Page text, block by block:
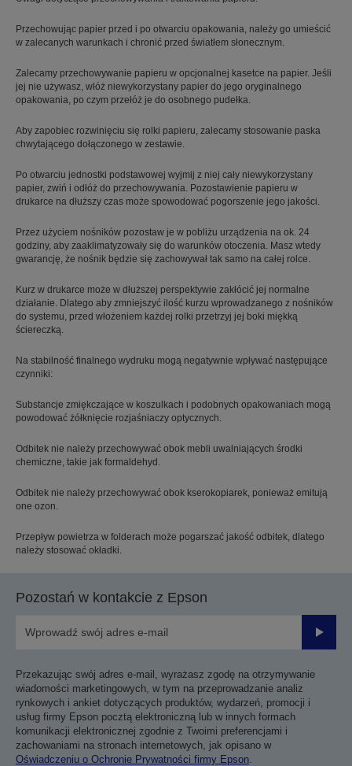
Przechowując papier przed i po otwarciu opakowania, należy go umieścić
w zalecanych warunkach i chronić przed światłem słonecznym.
Zalecamy przechowywanie papieru w opcjonalnej kasetce na papier. Jeśli
jej nie używasz, włóż niewykorzystany papier do jego oryginalnego
opakowania, po czym przełóż je do osobnego pudełka.
Aby zapobiec rozwinięciu się rolki papieru, zalecamy stosowanie paska
chwytającego dołączonego w zestawie.
Po otwarciu jednostki podstawowej wyjmij z niej cały niewykorzystany
papier, zwiń i odłóż do przechowywania. Pozostawienie papieru w
drukarce na dłuższy czas może spowodować pogorszenie jego jakości.
Przez użyciem nośników pozostaw je w pobliżu urządzenia na ok. 24
godziny, aby zaaklimatyzowały się do warunków otoczenia. Masz wtedy
gwarancję, że nośnik będzie się zachowywał tak samo na całej rolce.
Kurz w drukarce może w dłuższej perspektywie zakłócić jej normalne
działanie. Dlatego aby zmniejszyć ilość kurzu wprowadzanego z nośników
do systemu, przed włożeniem każdej rolki przetrzyj jej boki miękką
ściereczką.
Na stabilność finalnego wydruku mogą negatywnie wpływać następujące
czynniki:
Substancje zmiękczające w koszulkach i podobnych opakowaniach mogą
powodować żółknięcie rozjaśniaczy optycznych.
Odbitek nie należy przechowywać obok mebli uwalniających środki
chemiczne, takie jak formaldehyd.
Odbitek nie należy przechowywać obok kserokopiarek, ponieważ emitują
one ozon.
Przepływ powietrza w folderach może pogarszać jakość odbitek, dlatego
należy stosować okładki.
Pozostań w kontakcie z Epson
Przekazując swój adres e-mail, wyrażasz zgodę na otrzymywanie
wiadomości marketingowych, w tym na przeprowadzanie analiz
rynkowych i ankiet dotyczących produktów, wydarzeń, promocji i
usług firmy Epson pocztą elektroniczną lub w innych formach
komunikacji elektronicznej zgodnie z Twoimi preferencjami i
zachowaniami na stronach internetowych, jak opisano w
Oświadczeniu o Ochronie Prywatności firmy Epson